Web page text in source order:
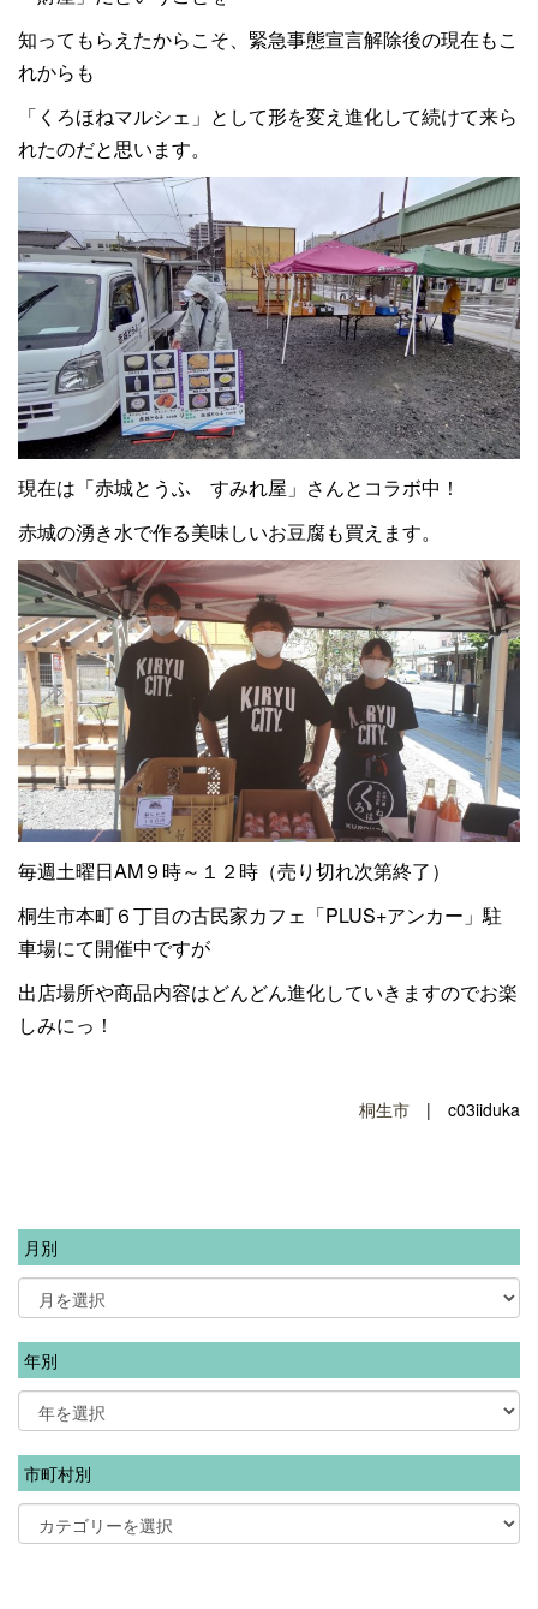
知ってもらえたからこそ、緊急事態宣言解除後の現在もこ
れからも
「くろほねマルシェ」として形を変え進化して続けて来ら
れたのだと思います。
現在は「赤城とうふ すみれ屋」さんとコラボ中！
赤城の湧き水で作る美味しいお豆腐も買えます。
毎週土曜日AM９時～１２時（売り切れ次第終了）
桐生市本町６丁目の古民家カフェ「PLUS+アンカー」駐
車場にて開催中ですが
出店場所や商品内容はどんどん進化していきますのでお楽
しみにっ！
桐生市 | c03iiduka
月別
年別
市町村別